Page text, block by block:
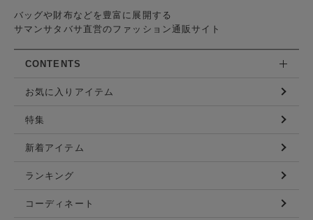
バッグや財布などを豊富に展開する
サマンサタバサ直営のファッション通販サイト
CONTENTS
お気に入りアイテム
特集
新着アイテム
ランキング
コーディネート